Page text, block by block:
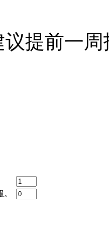
提前一周